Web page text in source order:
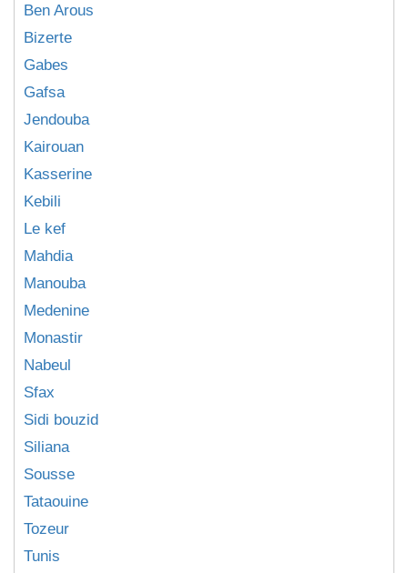
Ben Arous
Bizerte
Gabes
Gafsa
Jendouba
Kairouan
Kasserine
Kebili
Le kef
Mahdia
Manouba
Medenine
Monastir
Nabeul
Sfax
Sidi bouzid
Siliana
Sousse
Tataouine
Tozeur
Tunis